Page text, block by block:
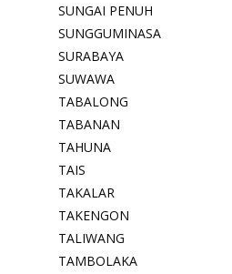
SUNGAI PENUH
SUNGGUMINASA
SURABAYA
SUWAWA
TABALONG
TABANAN
TAHUNA
TAIS
TAKALAR
TAKENGON
TALIWANG
TAMBOLAKA